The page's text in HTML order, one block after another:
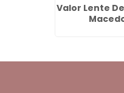
Valor Lente